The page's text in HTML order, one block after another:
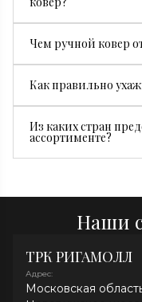
реставрации
Чем ручной ковер
он долговечнее,
ковры
Как правильно
турбощетки и
Из каких стран
ассортименте?
Наши
ТРК РИГАМОЛЛ
Адрес:
Московская